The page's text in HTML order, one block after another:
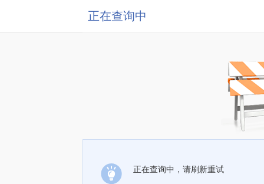
正在查询中
正在查询中，请刷新重试